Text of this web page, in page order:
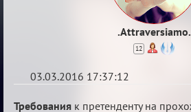
.Attraversiamo.
12
03.03.2016 17:37:12
Заявки
Требования к претенденту на